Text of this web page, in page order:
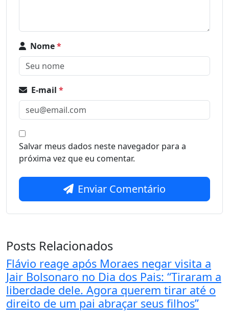
Nome*
E-mail *
Salvar meus dados neste navegador para a
próxima vez que eu comentar.
Enviar Comentário
Posts Relacionados
Flávio reage após Moraes negar visita a
Jair Bolsonaro no Dia dos Pais: “Tiraram a
liberdade dele. Agora querem tirar até o
direito de um pai abraçar seus filhos”